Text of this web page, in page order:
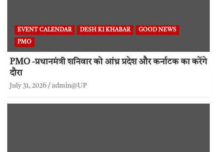
EVENT CALENDAR DESH KI KHABAR GOOD NEWS
PMO
PMO -प्रधानमंत्री शनिवार को आंध्र प्रदेश और कर्नाटक का करेंगे
दौरा
July 31, 2026 admin@UP